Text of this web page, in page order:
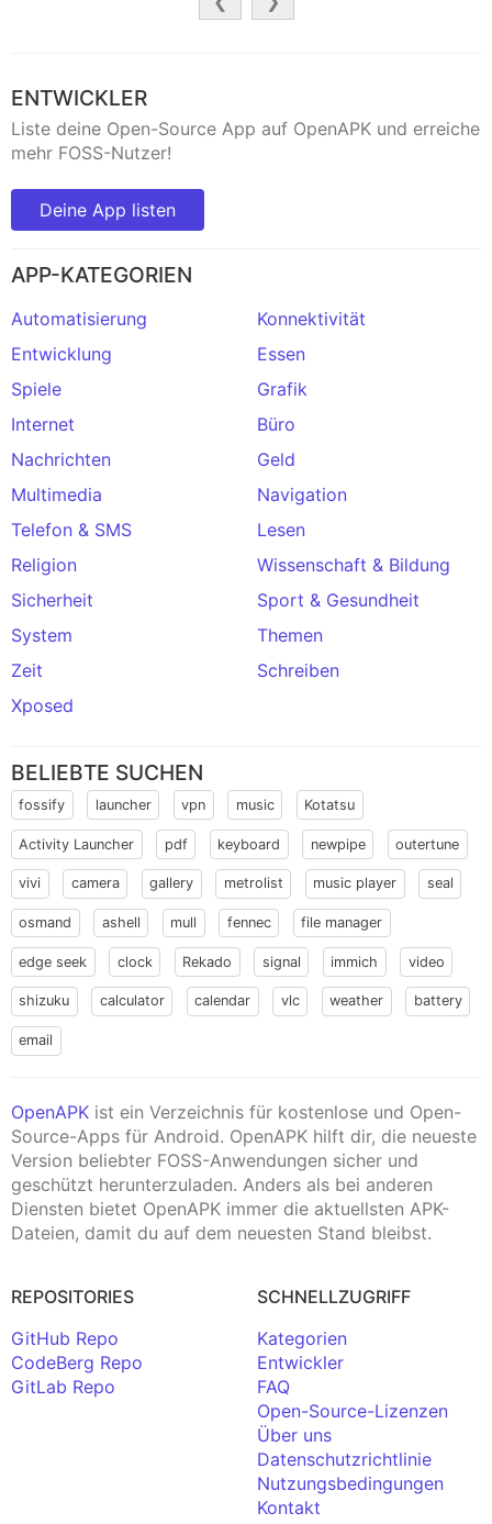
ENTWICKLER
Liste deine Open-Source App auf OpenAPK und erreiche
mehr FOSS-Nutzer!
Deine App listen
APP-KATEGORIEN
Automatisierung
Konnektivität
Entwicklung
Essen
Spiele
Grafik
Internet
Büro
Nachrichten
Geld
Multimedia
Navigation
Telefon & SMS
Lesen
Religion
Wissenschaft & Bildung
Sicherheit
Sport & Gesundheit
System
Themen
Zeit
Schreiben
Xposed
BELIEBTE SUCHEN
fossify launcher vpn music Kotatsu
Activity Launcher pdf keyboard newpipe outertune
vivi camera gallery metrolist music player seal
osmand ashell mull fennec file manager
edge seek clock Rekado signal immich video
shizuku calculator calendar vlc weather battery
email
OpenAPK ist ein Verzeichnis für kostenlose und Open-
Source-Apps für Android. OpenAPK hilft dir, die neueste
Version beliebter FOSS-Anwendungen sicher und
geschützt herunterzuladen. Anders als bei anderen
Diensten bietet OpenAPK immer die aktuellsten APK-
Dateien, damit du auf dem neuesten Stand bleibst.
REPOSITORIES
GitHub Repo
CodeBerg Repo
GitLab Repo
SCHNELLZUGRIFF
Kategorien
Entwickler
FAQ
Open-Source-Lizenzen
Über uns
Datenschutzrichtlinie
Nutzungsbedingungen
Kontakt